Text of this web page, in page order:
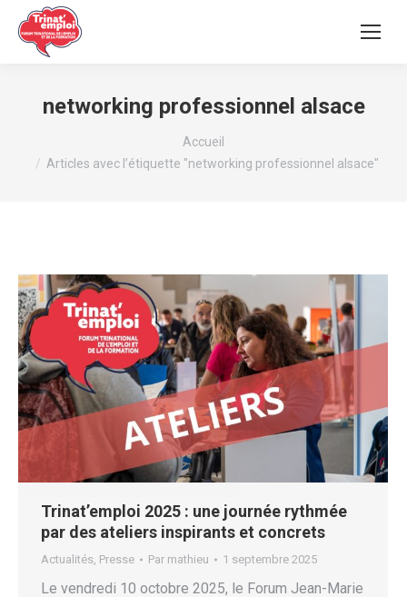
networking professionnel alsace
Accueil
Articles avec l’étiquette "networking professionnel alsace"
Trinat’emploi 2025 : une journée rythmée
par des ateliers inspirants et concrets
Actualités, Presse Par mathieu 1 septembre 2025
Le vendredi 10 octobre 2025, le Forum Jean-Marie